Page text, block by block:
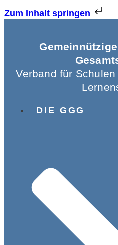
Zum Inhalt springen
Verband für
DIE GGG